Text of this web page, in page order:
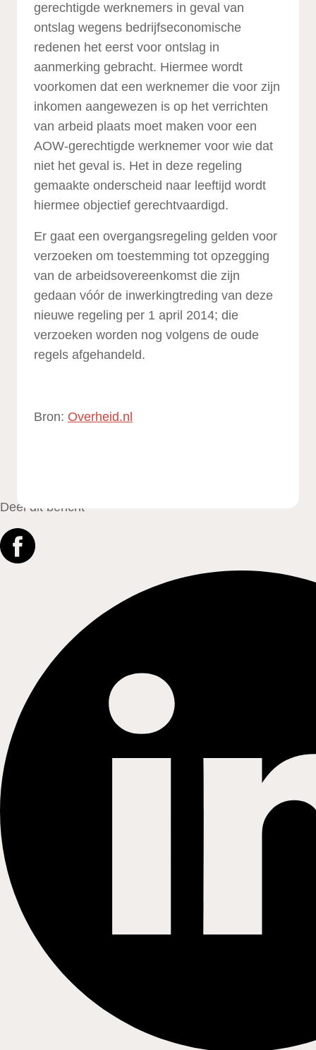
gerechtigde werknemers in geval van
ontslag wegens bedrijfseconomische
redenen het eerst voor ontslag in
aanmerking gebracht. Hiermee wordt
voorkomen dat een werknemer die voor zijn
inkomen aangewezen is op het verrichten
van arbeid plaats moet maken voor een
AOW-gerechtigde werknemer voor wie dat
niet het geval is. Het in deze regeling
gemaakte onderscheid naar leeftijd wordt
hiermee objectief gerechtvaardigd.
Er gaat een overgangsregeling gelden voor
verzoeken om toestemming tot opzegging
van de arbeidsovereenkomst die zijn
gedaan vóór de inwerkingtreding van deze
nieuwe regeling per 1 april 2014; die
verzoeken worden nog volgens de oude
regels afgehandeld.
Bron: Overheid.nl
Deel dit bericht